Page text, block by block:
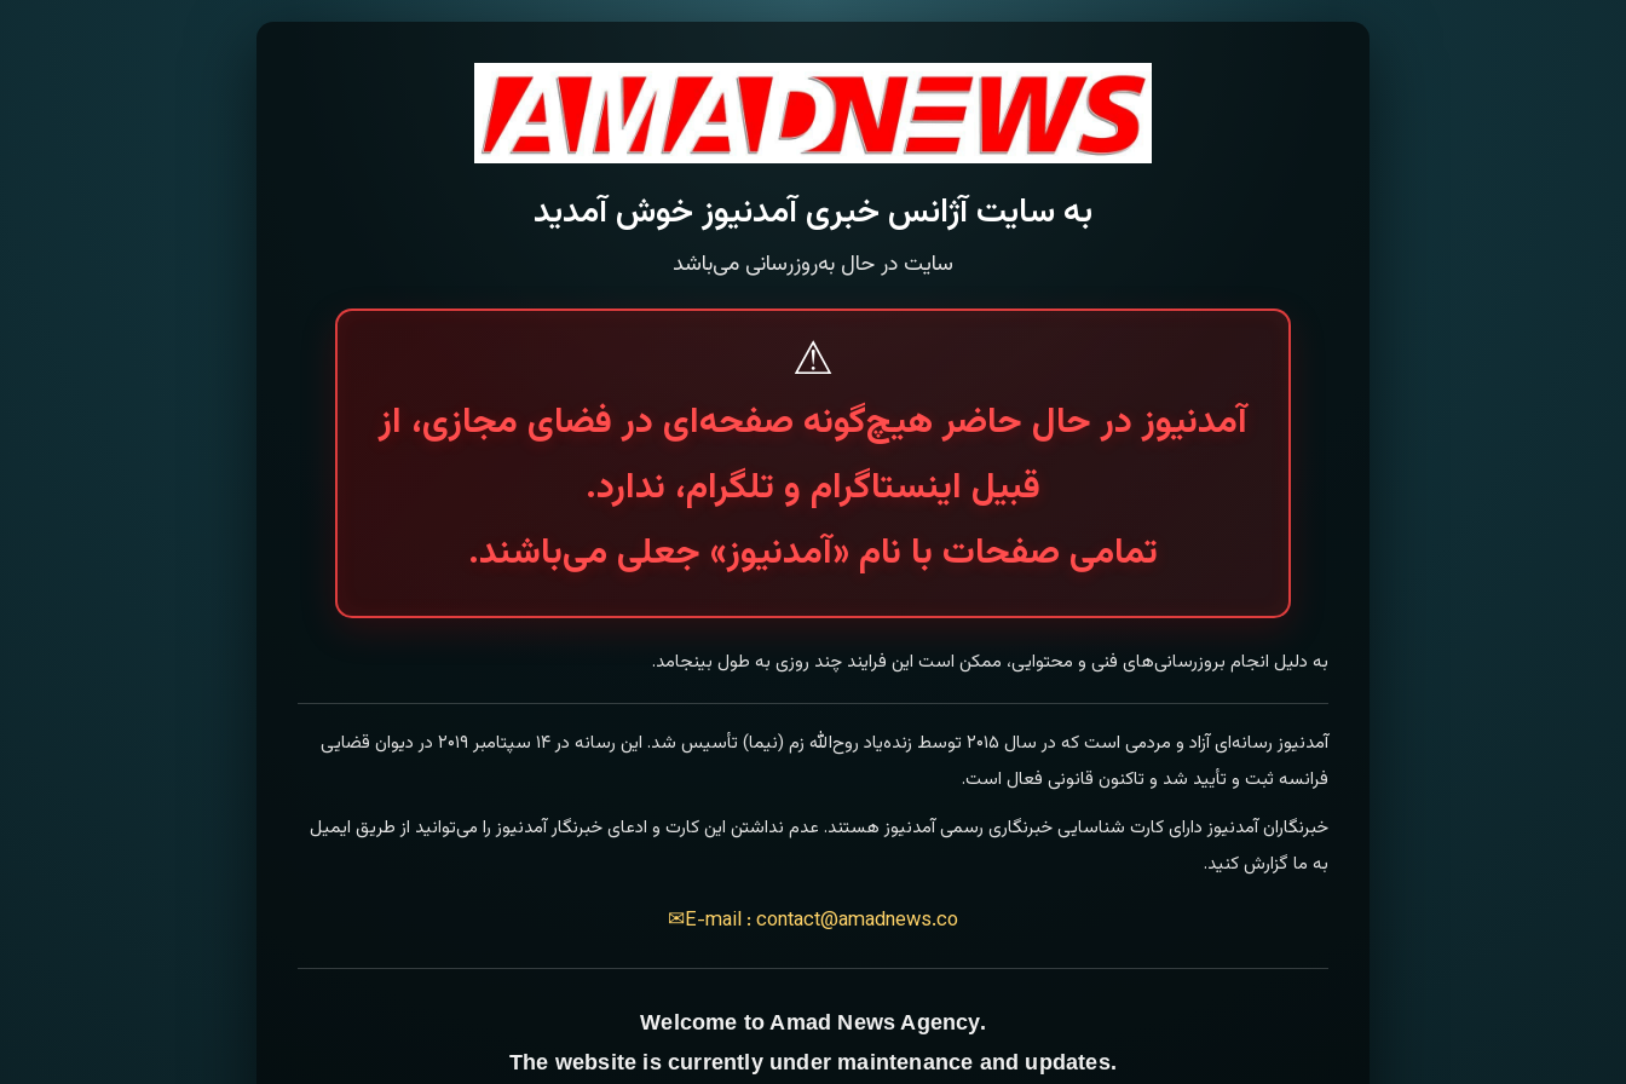
به سایت آژانس خبری آمدنیوز خوش آمدید
سایت در حال به‌روزرسانی می‌باشد
⚠
آمدنیوز در حال حاضر هیچ‌گونه صفحه‌ای در فضای مجازی، از
قبیل اینستاگرام و تلگرام، ندارد.
تمامی صفحات با نام «آمدنیوز» جعلی می‌باشند.
به دلیل انجام بروزرسانی‌های فنی و محتوایی، ممکن است این فرایند چند روزی به طول بینجامد.
آمدنیوز رسانه‌ای آزاد و مردمی است که در سال ۲۰۱۵ توسط زنده‌یاد روح‌الله زم (نیما) تأسیس شد. این رسانه در ۱۴ سپتامبر ۲۰۱۹ در دیوان قضایی
فرانسه ثبت و تأیید شد و تاکنون قانونی فعال است.
خبرنگاران آمدنیوز دارای کارت شناسایی خبرنگاری رسمی آمدنیوز هستند. عدم نداشتن این کارت و ادعای خبرنگار آمدنیوز را می‌توانید از طریق ایمیل
به ما گزارش کنید.
✉E-mail :contact@amadnews.co
Welcome to Amad News Agency.
The website is currently under maintenance and updates.